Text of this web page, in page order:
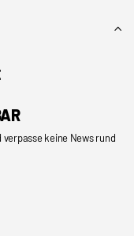
keine News rund